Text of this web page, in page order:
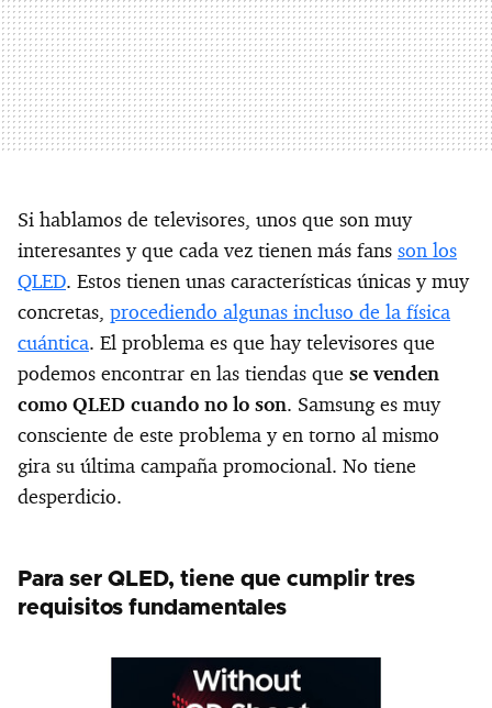
Si hablamos de televisores, unos que son muy
interesantes y que cada vez tienen más fans son los
QLED. Estos tienen unas características únicas y muy
concretas, procediendo algunas incluso de la física
cuántica. El problema es que hay televisores que
podemos encontrar en las tiendas que se venden
como QLED cuando no lo son. Samsung es muy
consciente de este problema y en torno al mismo
gira su última campaña promocional. No tiene
desperdicio.
Para ser QLED, tiene que cumplir tres
requisitos fundamentales